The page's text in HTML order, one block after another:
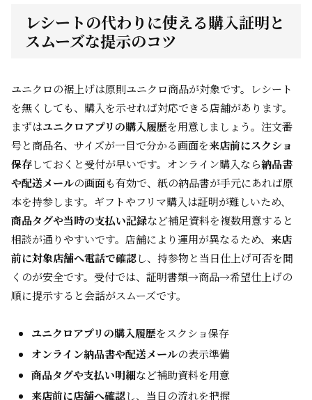
レシートの代わりに使える購入証明と
スムーズな提示のコツ
ユニクロの裾上げは原則ユニクロ商品が対象です。レシート
を無くしても、購入を示せれば対応できる店舗があります。
まずはユニクロアプリの購入履歴を用意しましょう。注文番
号と商品名、サイズが一目で分かる画面を来店前にスクショ
保存しておくと受付が早いです。オンライン購入なら納品書
や配送メールの画面も有効で、紙の納品書が手元にあれば原
本を持参します。ギフトやフリマ購入は証明が難しいため、
商品タグや当時の支払い記録など補足資料を複数用意すると
相談が通りやすいです。店舗により運用が異なるため、 来店
前に対象店舗へ電話で確認し、持参物と当日仕上げ可否を聞
くのが安全です。受付では、証明書類→商品→希望仕上げの
順に提示すると会話がスムーズです。
ユニクロアプリの購入履歴をスクショ保存
オンライン納品書や配送メールの表示準備
商品タグや支払い明細など補助資料を用意
来店前に店舗へ確認し、当日の流れを把握